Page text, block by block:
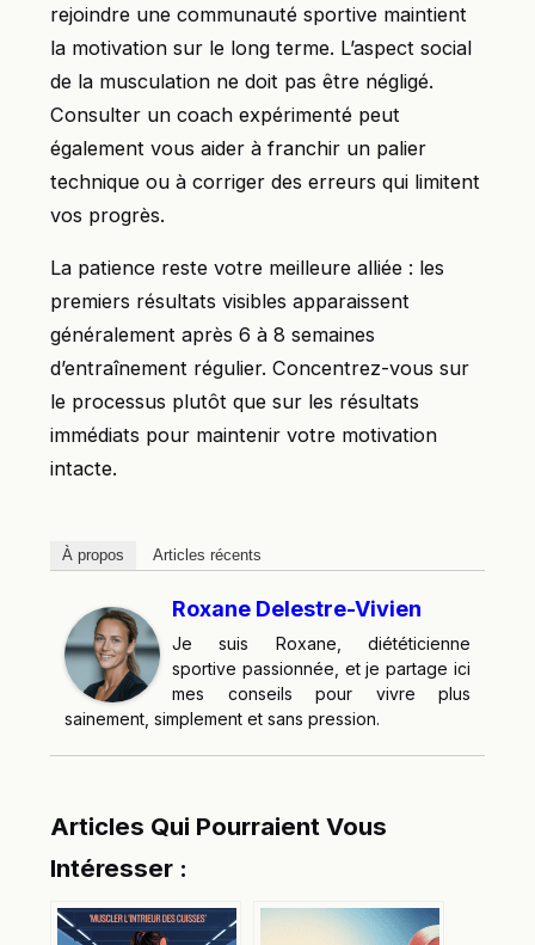
rejoindre une communauté sportive maintient
la motivation sur le long terme. L’aspect social
de la musculation ne doit pas être négligé.
Consulter un coach expérimenté peut
également vous aider à franchir un palier
technique ou à corriger des erreurs qui limitent
vos progrès.
La patience reste votre meilleure alliée : les
premiers résultats visibles apparaissent
généralement après 6 à 8 semaines
d’entraînement régulier. Concentrez-vous sur
le processus plutôt que sur les résultats
immédiats pour maintenir votre motivation
intacte.
À propos Articles récents
Roxane Delestre-Vivien
Je suis Roxane, diététicienne
sportive passionnée, et je partage ici
mes conseils pour vivre plus
sainement, simplement et sans pression.
Articles Qui Pourraient Vous
Intéresser :